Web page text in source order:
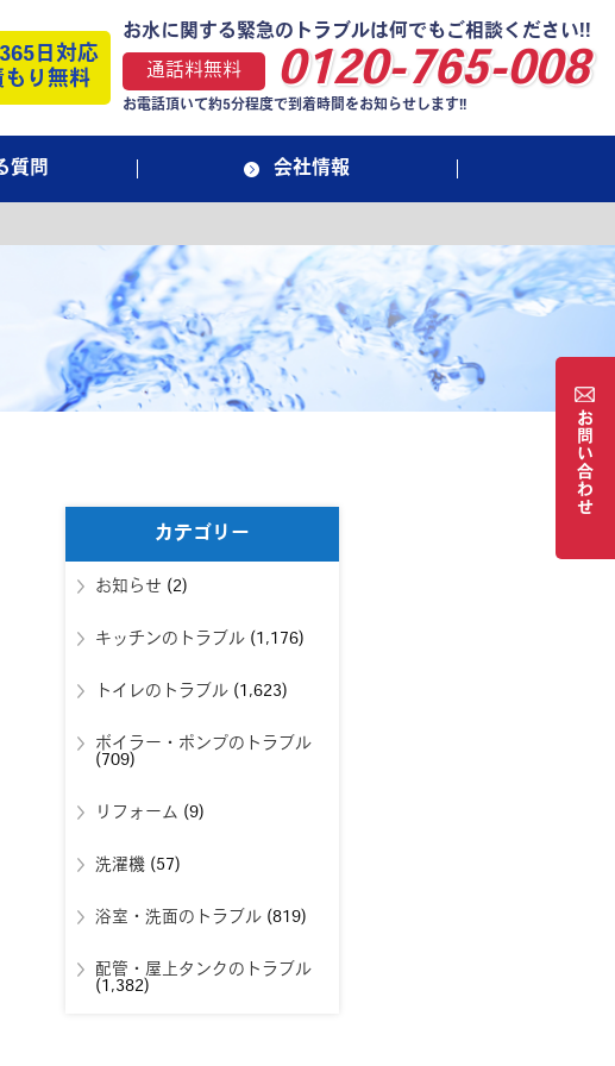
日対応
り無料
お水に関する緊急のトラブルは何でもご相談ください!!
通話料無料 0120-765-008
お電話頂いて約5分程度で到着時間をお知らせします!!
質問 会社情報
カテゴリー
お知らせ (2)
キッチンのトラブル(1,176)
トイレのトラブル(1,623)
ボイラー・ポンプのトラブル
(709)
リフォーム (9)
洗濯機(57)
浴室・洗面のトラブル(819)
配管・屋上タンクのトラブル
(1,382)
お
問
い
合
わ
せ